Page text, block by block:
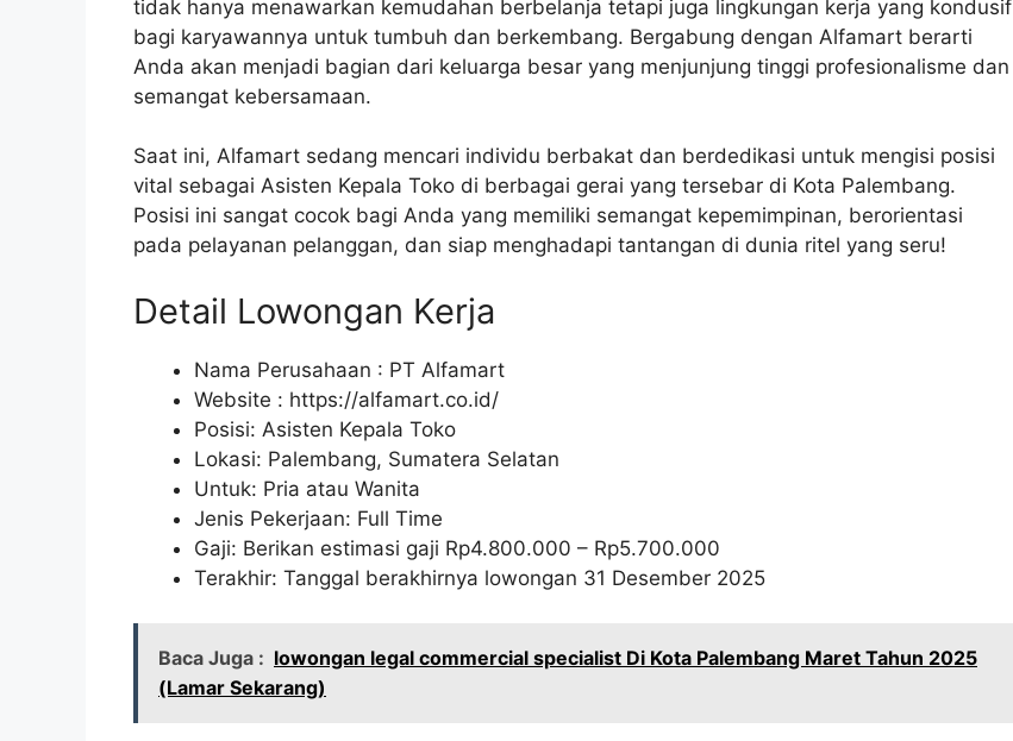
tidak hanya menawarkan kemudahan berbelanja tetapi juga lingkungan kerja yang kondusif
bagi karyawannya untuk tumbuh dan berkembang. Bergabung dengan Alfamart berarti
Anda akan menjadi bagian dari keluarga besar yang menjunjung tinggi profesionalisme dan
semangat kebersamaan.
Saat ini, Alfamart sedang mencari individu berbakat dan berdedikasi untuk mengisi posisi
vital sebagai Asisten Kepala Toko di berbagai gerai yang tersebar di Kota Palembang.
Posisi ini sangat cocok bagi Anda yang memiliki semangat kepemimpinan, berorientasi
pada pelayanan pelanggan, dan siap menghadapi tantangan di dunia ritel yang seru!
Detail Lowongan Kerja
Nama Perusahaan : PT Alfamart
Website : https://alfamart.co.id/
Posisi: Asisten Kepala Toko
Lokasi: Palembang, Sumatera Selatan
Untuk: Pria atau Wanita
Jenis Pekerjaan: Full Time
Gaji: Berikan estimasi gaji Rp4.800.000 – Rp5.700.000
Terakhir: Tanggal berakhirnya lowongan 31 Desember 2025
Baca Juga : lowongan legal commercial specialist Di Kota Palembang Maret Tahun 2025
(Lamar Sekarang)